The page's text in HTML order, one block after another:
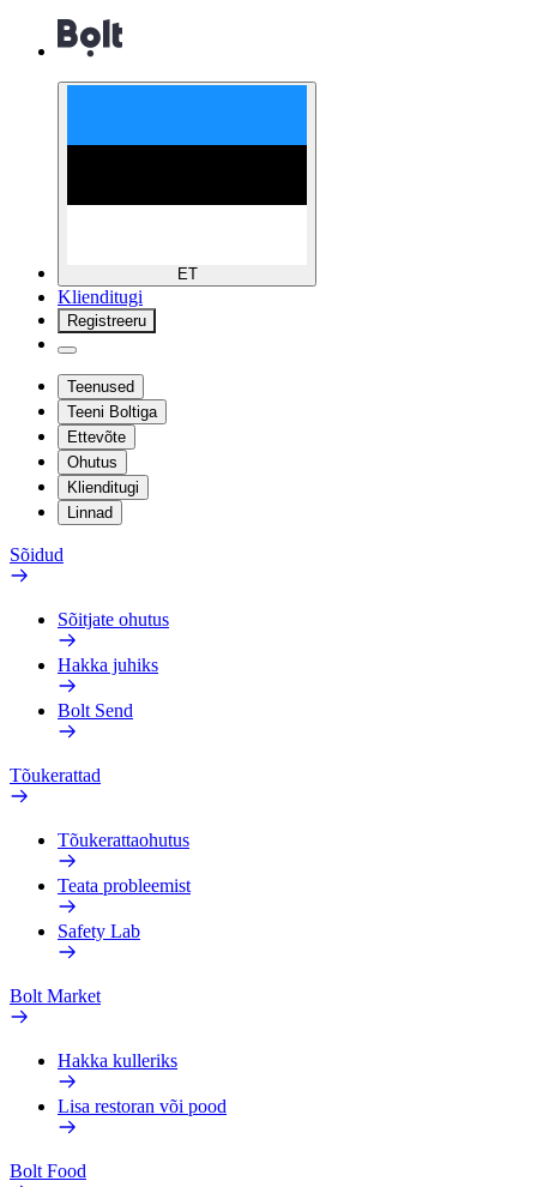
ET
Klienditugi
Registreeru
Teenused
Teeni Boltiga
Ettevõte
Ohutus
Klienditugi
Linnad
Sõidud
Sõitjate ohutus
Hakka juhiks
Bolt Send
Tõukerattad
Tõukerattaohutus
Teata probleemist
Safety Lab
Bolt Market
Hakka kulleriks
Lisa restoran või pood
Bolt Food